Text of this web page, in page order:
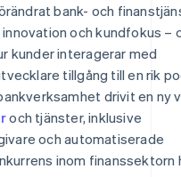
bank- och
och kundfokus –
kunder interagerar med
tillgång till en rik
drivit en ny
och tjänster, inklusive
och automatiserade
inom finanssektorn